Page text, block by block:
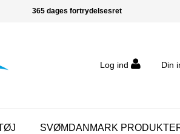
365 dages fortrydelsesret
Log ind Din
SVØMDANMARK